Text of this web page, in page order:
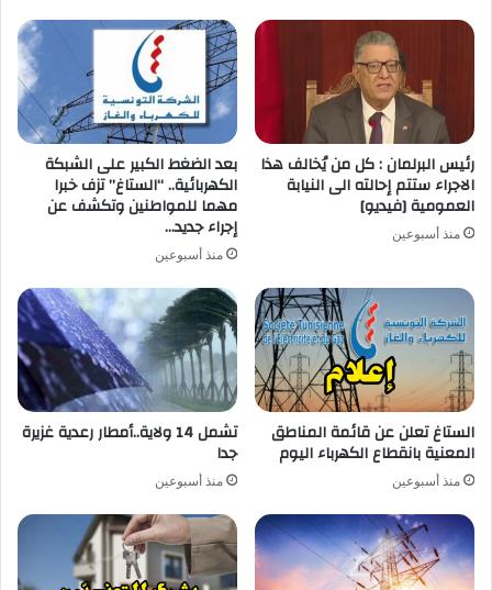
رئيس البرلمان : كل من يُخالف هذا
الاجراء ستتم إحالته الى النيابة
العمومية [فيديو]
منذ أسبوعين
بعد الضغط الكبير على الشبكة
الكهربائية.. “الستاغ” تزف خبرا
مهما للمواطنين وتكشف عن
إجراء جديد…
منذ أسبوعين
الستاغ تعلن عن قائمة المناطق
المعنية بانقطاع الكهرباء اليوم
منذ أسبوعين
تشمل 14 ولاية..أمطار رعدية غزيرة
جدا
منذ أسبوعين